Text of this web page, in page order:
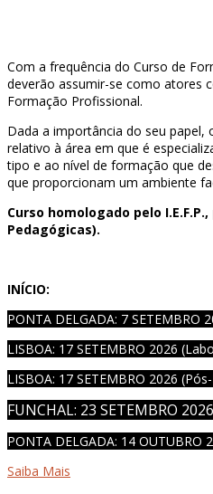
Com a frequência do Curso de
deverão assumir-se como atores
Formação Profissional.
Dada a importância do seu
relativo à área em que é
tipo e ao nível de formação que
que proporcionam um ambiente
Curso homologado pelo
Pedagógicas).
INÍCIO:
PONTA DELGADA: 7 SETEMBRO
LISBOA: 17 SETEMBRO 2026
LISBOA: 17 SETEMBRO 2026
FUNCHAL: 23 SETEMBRO
PONTA DELGADA: 14 OUTUBRO
Saiba Mais